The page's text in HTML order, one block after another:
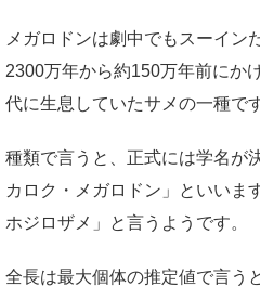
メガロドンは劇中でもスーイン
2300万年から約150万年前にか
代に生息していたサメの一種です
種類で言うと、正式には学名が
カロク・メガロドン」といいま
ホジロザメ」と言うようです。
全長は最大個体の推定値で言う